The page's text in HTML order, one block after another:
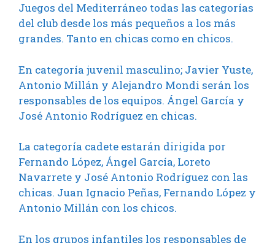
Juegos del Mediterráneo todas las categorías
del club desde los más pequeños a los más
grandes. Tanto en chicas como en chicos.
En categoría juvenil masculino; Javier Yuste,
Antonio Millán y Alejandro Mondi serán los
responsables de los equipos. Ángel García y
José Antonio Rodríguez en chicas.
La categoría cadete estarán dirigida por
Fernando López, Ángel García, Loreto
Navarrete y José Antonio Rodríguez con las
chicas. Juan Ignacio Peñas, Fernando López y
Antonio Millán con los chicos.
En los grupos infantiles los responsables de